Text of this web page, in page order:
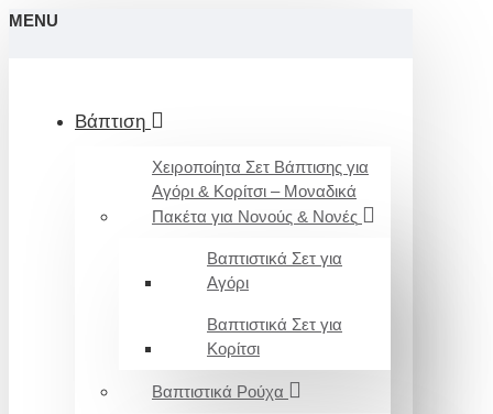
MENU
Βάπτιση
Χειροποίητα Σετ Βάπτισης για
Αγόρι & Κορίτσι – Μοναδικά
Πακέτα για Νονούς & Νονές
Βαπτιστικά Σετ για
Αγόρι
Βαπτιστικά Σετ για
Κορίτσι
Βαπτιστικά Ρούχα